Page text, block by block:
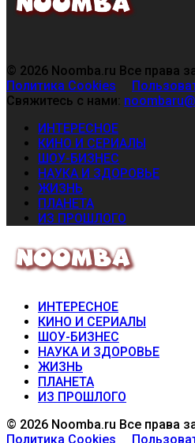
© 2026 Noomba.ru Все права
Политика Cookies
Свяжитесь с нами:
ИНТЕРЕСНОЕ
КИНО И СЕРИАЛЫ
ШОУ-БИЗНЕС
НАУКА И ЗДОРОВЬЕ
ЖИЗНЬ
ПЛАНЕТА
ИЗ ПРОШЛОГО
ИНТЕРЕСНОЕ
КИНО И СЕРИАЛЫ
ШОУ-БИЗНЕС
НАУКА И ЗДОРОВЬЕ
ЖИЗНЬ
ПЛАНЕТА
ИЗ ПРОШЛОГО
© 2026 Noomba.ru Все права
Политика Cookies